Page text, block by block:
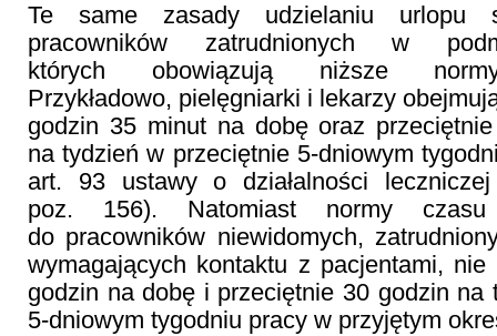
Te same zasady udzielaniu urlopu
pracowników zatrudnionych w
których obowiązują niższe
Przykładowo, pielęgniarki i lekarzy
godzin 35 minut na dobę oraz
na tydzień w przeciętnie 5-dniowym
art. 93 ustawy o działalności
poz. 156). Natomiast normy czasu
do pracowników niewidomych,
wymagających kontaktu z pacjentami,
godzin na dobę i przeciętnie 30 godzin na
5-dniowym tygodniu pracy w przyjętym